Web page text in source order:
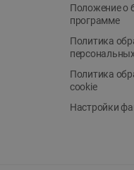
Положение о
программе
Политика
Политика
cookie
Настройки